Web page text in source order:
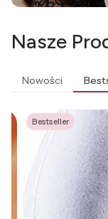
Nasze
Nowości
Bestseller